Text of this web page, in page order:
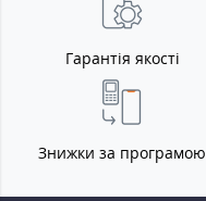
Гарантія якості
Знижки за програмою